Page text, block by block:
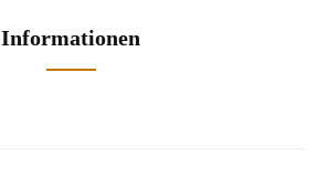
Informationen